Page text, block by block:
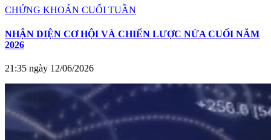
CHỨNG KHOÁN CUỐI TUẦN
NHẬN DIỆN CƠ HỘI VÀ CHIẾN LƯỢC NỬA CUỐI NĂM
2026
21:35 ngày 12/06/2026